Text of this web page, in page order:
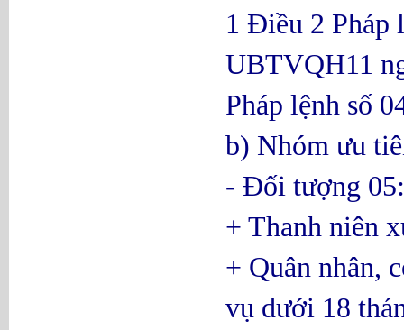
1 Điều 2 Pháp
UBTVQH11
Pháp lệnh số
b) Nhóm ưu
- Đối tượng 05:
+ Thanh niên
+ Quân nhân,
vụ dưới 18